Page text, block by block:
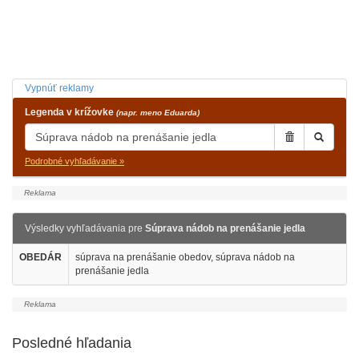
Vypnúť reklamy
Legenda v krížovke (napr. meno Eduarda)
Podrobné vyhľadávanie »
Výsledky vyhľadávania pre Súprava nádob na prenášanie jedla
OBEDÁR
súprava na prenášanie obedov, súprava nádob na
prenášanie jedla
Posledné hľadania